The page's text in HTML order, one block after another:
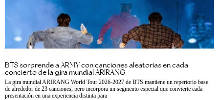
BTS sorprende a ARMY con canciones aleatorias en cada
concierto de la gira mundial ARIRANG
La gira mundial ARIRANG World Tour 2026-2027 de BTS mantiene un repertorio base
de alrededor de 23 canciones, pero incorpora un segmento especial que convierte cada
presentación en una experiencia distinta para